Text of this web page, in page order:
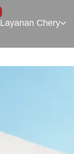
Layanan Chery